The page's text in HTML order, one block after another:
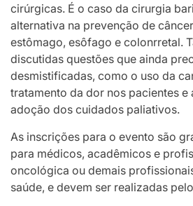
cirúrgicas. É o caso da cirurgia
alternativa na prevenção de
estômago, esôfago e colonrretal.
discutidas questões que ainda
desmistificadas, como o uso da
tratamento da dor nos pacientes e
adoção dos cuidados paliativos.
As inscrições para o evento são
para médicos, acadêmicos e
oncológica ou demais
saúde, e devem ser realizadas